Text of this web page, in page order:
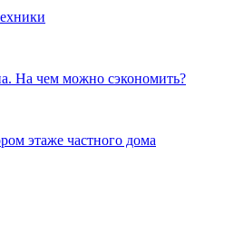
На чем можно сэкономить?
этаже частного дома